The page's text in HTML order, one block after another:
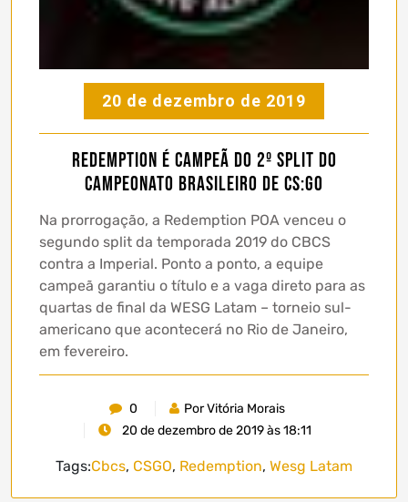
20 de dezembro de 2019
Redemption é campeã do 2º Split do
Campeonato Brasileiro de CS:GO
Na prorrogação, a Redemption POA venceu o
segundo split da temporada 2019 do CBCS
contra a Imperial. Ponto a ponto, a equipe
campeã garantiu o título e a vaga direto para as
quartas de final da WESG Latam – torneio sul-
americano que acontecerá no Rio de Janeiro,
em fevereiro.
0
Por Vitória Morais
20 de dezembro de 2019 às 18:11
Tags:Cbcs, CSGO, Redemption, Wesg Latam